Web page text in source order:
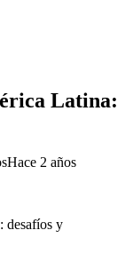
Latina:
Hace 2 años
desafíos y